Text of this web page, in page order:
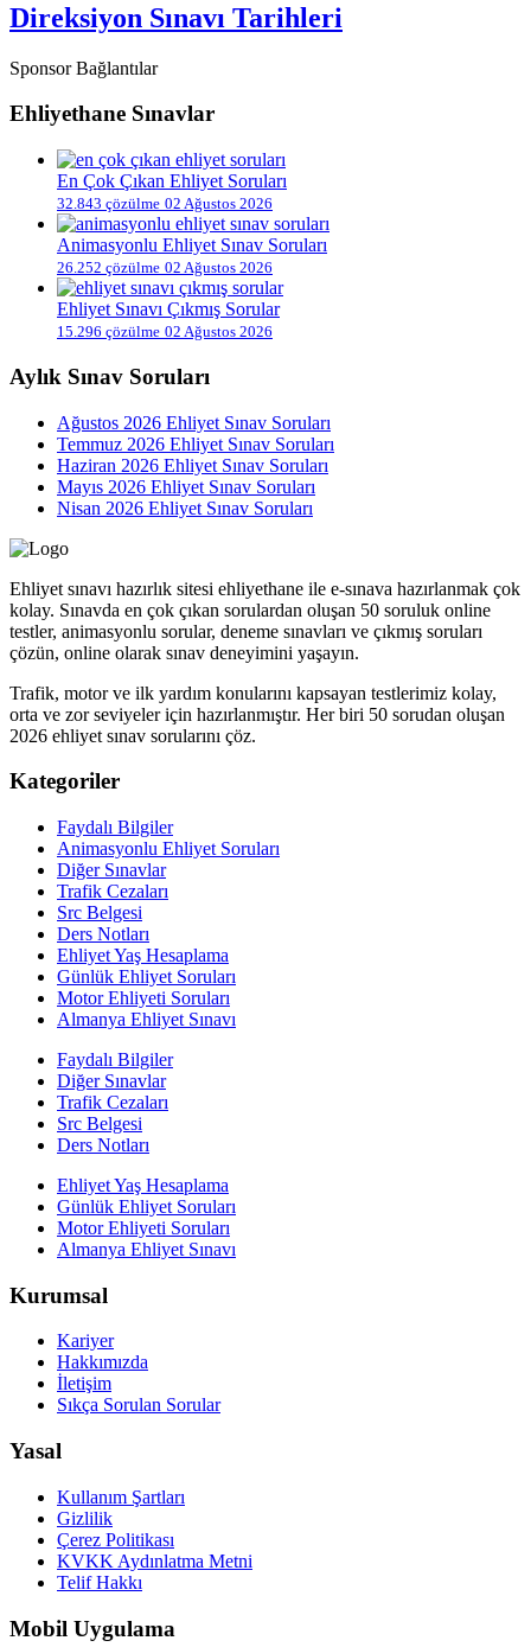
Direksiyon Sınavı Tarihleri
Sponsor Bağlantılar
Ehliyethane Sınavlar
En Çok Çıkan Ehliyet Soruları
32.843 çözülme 02 Ağustos 2026
Animasyonlu Ehliyet Sınav Soruları
26.252 çözülme 02 Ağustos 2026
Ehliyet Sınavı Çıkmış Sorular
15.296 çözülme 02 Ağustos 2026
Aylık Sınav Soruları
Ağustos 2026 Ehliyet Sınav Soruları
Temmuz 2026 Ehliyet Sınav Soruları
Haziran 2026 Ehliyet Sınav Soruları
Mayıs 2026 Ehliyet Sınav Soruları
Nisan 2026 Ehliyet Sınav Soruları
Ehliyet sınavı hazırlık sitesi ehliyethane ile e-sınava hazırlanmak çok
kolay. Sınavda en çok çıkan sorulardan oluşan 50 soruluk online
testler, animasyonlu sorular, deneme sınavları ve çıkmış soruları
çözün, online olarak sınav deneyimini yaşayın.
Trafik, motor ve ilk yardım konularını kapsayan testlerimiz kolay,
orta ve zor seviyeler için hazırlanmıştır. Her biri 50 sorudan oluşan
2026 ehliyet sınav sorularını çöz.
Kategoriler
Faydalı Bilgiler
Animasyonlu Ehliyet Soruları
Diğer Sınavlar
Trafik Cezaları
Src Belgesi
Ders Notları
Ehliyet Yaş Hesaplama
Günlük Ehliyet Soruları
Motor Ehliyeti Soruları
Almanya Ehliyet Sınavı
Faydalı Bilgiler
Diğer Sınavlar
Trafik Cezaları
Src Belgesi
Ders Notları
Ehliyet Yaş Hesaplama
Günlük Ehliyet Soruları
Motor Ehliyeti Soruları
Almanya Ehliyet Sınavı
Kurumsal
Kariyer
Hakkımızda
İletişim
Sıkça Sorulan Sorular
Yasal
Kullanım Şartları
Gizlilik
Çerez Politikası
KVKK Aydınlatma Metni
Telif Hakkı
Mobil Uygulama